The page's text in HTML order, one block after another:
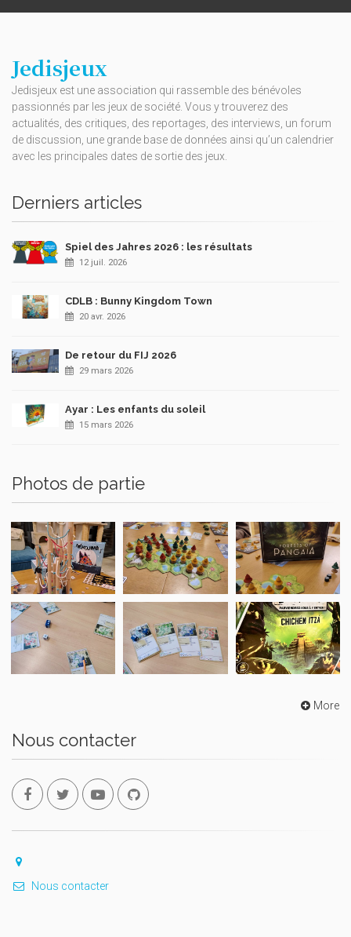
Jedisjeux
Jedisjeux est une association qui rassemble des bénévoles
passionnés par les jeux de société. Vous y trouverez des
actualités, des critiques, des reportages, des interviews, un forum
de discussion, une grande base de données ainsi qu’un calendrier
avec les principales dates de sortie des jeux.
Derniers articles
Spiel des Jahres 2026 : les résultats
12 juil. 2026
CDLB : Bunny Kingdom Town
20 avr. 2026
De retour du FIJ 2026
29 mars 2026
Ayar : Les enfants du soleil
15 mars 2026
Photos de partie
More
Nous contacter
Nous contacter